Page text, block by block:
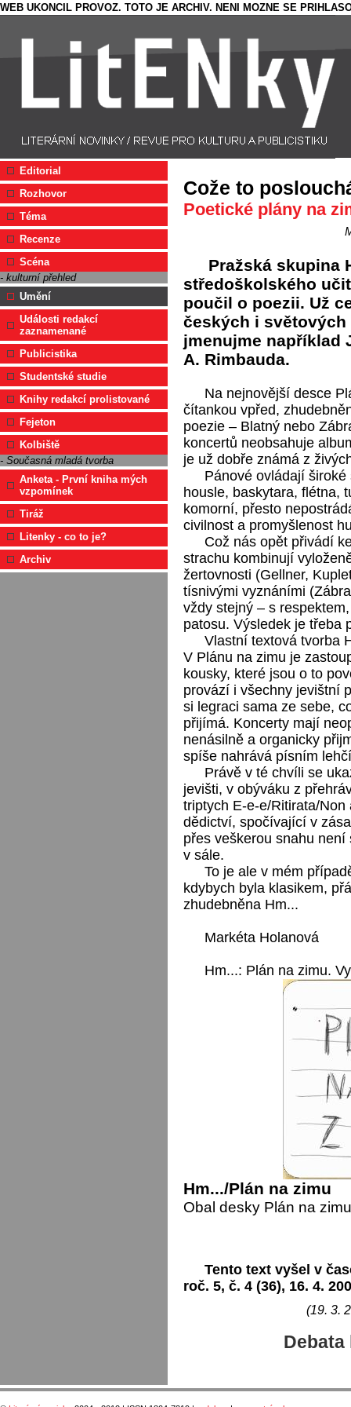
WEB UKONCIL PROVOZ. TOTO JE ARCHIV. NENI MOZNE SE
Editorial
Rozhovor
Téma
Recenze
Scéna
- kulturní přehled
Umění
Události redakcí
zaznamenané
Publicistika
Studentské studie
Knihy redakcí prolistované
Fejeton
Kolbiště
- Současná mladá tvorba
Anketa - První kniha mých
vzpomínek
Tiráž
Litenky - co to je?
Archiv
Cože to
Poetické plány na
Pražská skupina
středoškolského
poučil o poezii. Už
českých i
jmenujme například
A. Rimbauda.
Na nejnovější desce
čítankou vpřed,
poezie – Blatný nebo
koncertů neobsahuje
je už dobře známá z
Pánové ovládají
housle, baskytara, flétna,
komorní, přesto
civilnost a promyšlenost
Což nás opět přivádí
strachu kombinují
žertovnosti (Gellner,
tísnivými vyznáními
vždy stejný – s
patosu. Výsledek je třeba
Vlastní textová tvorba
V Plánu na zimu je
kousky, které jsou o to
provází i všechny jevištní
si legraci sama ze sebe,
přijímá. Koncerty mají
nenásilně a organicky
spíše nahrává písním
Právě v té chvíli se
jevišti, v obýváku z
triptych E-e-e/Ritirata/
dědictví, spočívající v
přes veškerou snahu
v sále.
To je ale v mém
kdybych byla klasikem,
zhudebněna Hm...
Markéta Holanová
Hm...: Plán na zimu.
Hm.../Plán na zimu
Obal desky Plán na
Tento text vyšel v
roč. 5, č. 4 (36), 16. 4.
(19. 3.
Debata